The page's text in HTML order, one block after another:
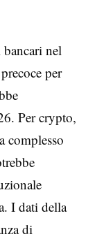
nel
per
Per crypto,
complesso
I dati della
di